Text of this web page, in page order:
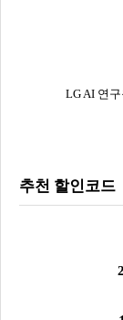
LG AI 연
추천 할인코드